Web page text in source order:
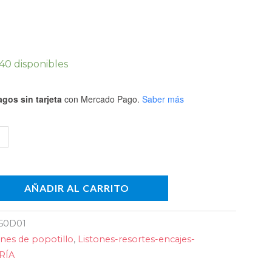
disponibles
sin tarjetacon Mercado Pago. Saber más
AÑADIR AL CARRITO
de popotillo, Listones-resortes-encajes-